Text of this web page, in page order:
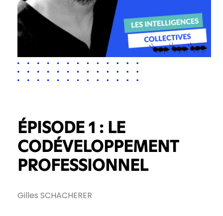
ÉPISODE 1 : LE
CODÉVELOPPEMENT
PROFESSIONNEL
Gilles SCHACHERER